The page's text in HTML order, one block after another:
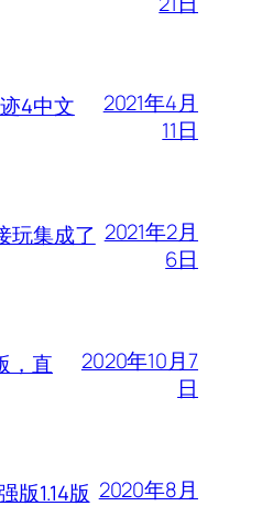
4中文
2021年4月
11日
玩集成了 2021年2月
6日
，直
2020年10月7
日
版1.14版 2020年8月